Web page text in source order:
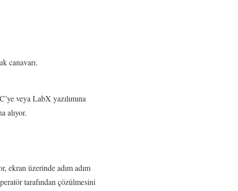
canavarı.
veya LabX yazılımına
alıyor.
ekran üzerinde adım adım
tarafından çözülmesini